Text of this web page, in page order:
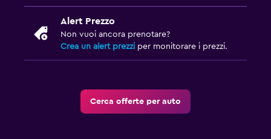
Alert Prezzo
Non vuoi ancora prenotare?
Crea un alert prezzi per monitorare i prezzi.
Cerca offerte per auto